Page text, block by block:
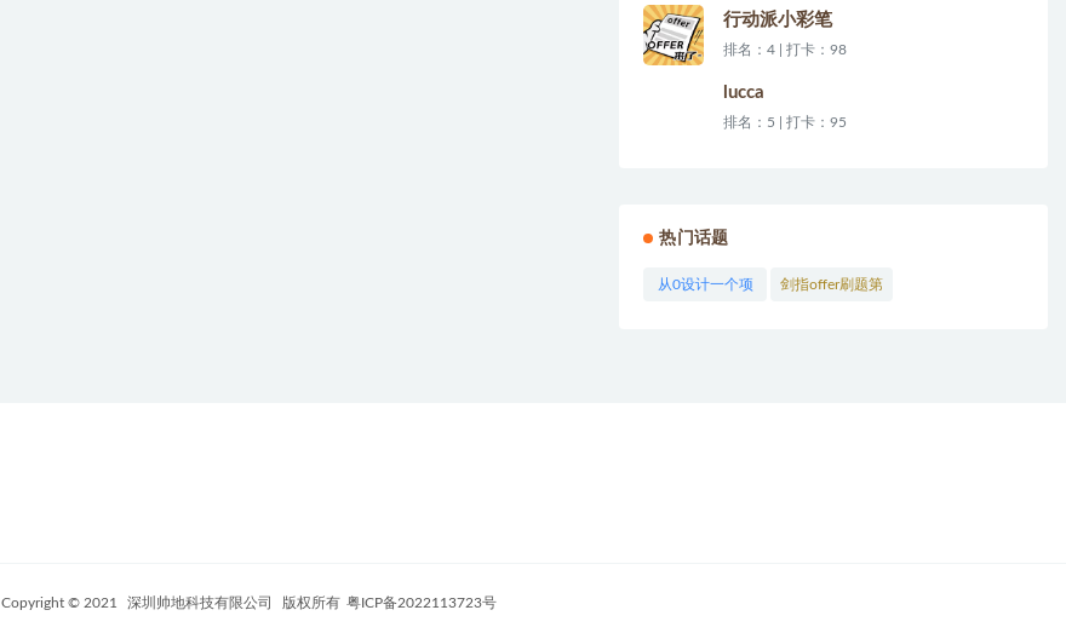
行动派小彩笔
排名：4 | 打卡：98
lucca
排名：5 | 打卡：95
热门话题
从0设计一个项 剑指offer刷题第
Copyright © 2021 深圳帅地科技有限公司 版权所有 粤ICP备2022113723号